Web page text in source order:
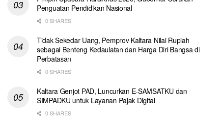
Penguatan Pendidikan Nasional
0 SHARES
Tidak Sekedar Uang, Pemprov Kaltara Nilai Rupiah
sebagai Benteng Kedaulatan dan Harga Diri Bangsa di
Perbatasan
0 SHARES
Kaltara Genjot PAD, Luncurkan E-SAMSATKU dan
SIMPADKU untuk Layanan Pajak Digital
0 SHARES